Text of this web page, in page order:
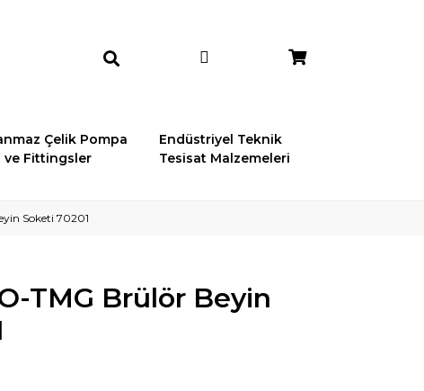
Çelik Pompa
ve Fittingsler
Endüstriyel Teknik
Tesisat Malzemeleri
Soketi 70201
TMG Brülör Beyin